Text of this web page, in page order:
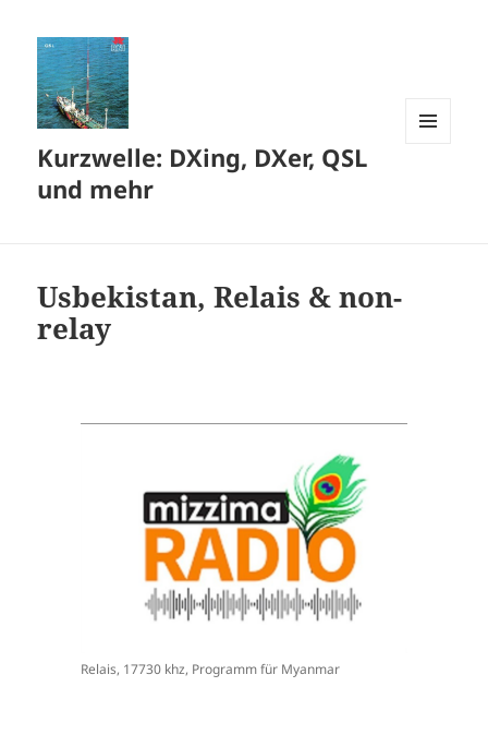
Kurzwelle: DXing, DXer, QSL
und mehr
Usbekistan, Relais & non-
relay
Relais, 17730 khz, Programm für Myanmar